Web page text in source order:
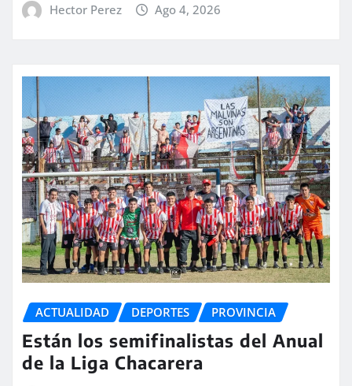
Hector Perez Ago 4, 2026
ACTUALIDAD DEPORTES PROVINCIA
Están los semifinalistas del Anual
de la Liga Chacarera